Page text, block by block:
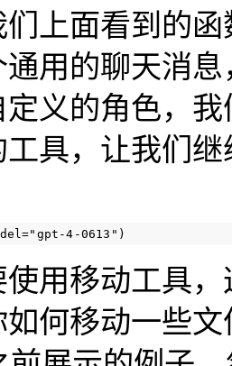
上面看到的
用的聊天消
义的角色，
具，让我们
4-0613")
用移动工具
何移动一些